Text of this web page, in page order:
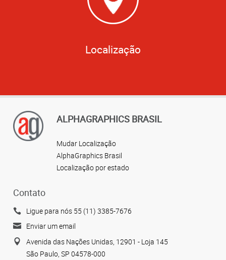
Localização
ALPHAGRAPHICS BRASIL
Mudar Localização
AlphaGraphics Brasil
Localização por estado
Contato
Ligue para nós 55 (11) 3385-7676
Enviar um email
Avenida das Nações Unidas, 12901 - Loja 145
São Paulo, SP 04578-000